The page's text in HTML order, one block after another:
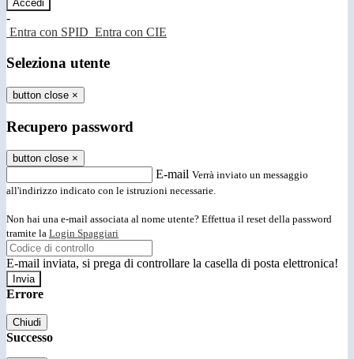
-
Entra con SPID Entra con CIE
Seleziona utente
button close ×
Recupero password
button close ×
E-mail Verrà inviato un messaggio
all'indirizzo indicato con le istruzioni necessarie.
Non hai una e-mail associata al nome utente? Effettua il reset della password
tramite la Login Spaggiari
E-mail inviata, si prega di controllare la casella di posta elettronica!
Errore
Chiudi
Successo